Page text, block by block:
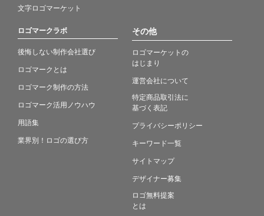
文字ロゴマーケット
ロゴマークラボ
後悔しない制作会社選び
ロゴマークとは
ロゴマーク制作の方法
ロゴマーク活用ノウハウ
用語集
業界別！ロゴの選び方
その他
ロゴマーケットの
はじまり
運営会社について
特定商品取引法に
基づく表記
プライバシーポリシー
キーワード一覧
サイトマップ
デザイナー募集
ロゴ無料提案
とは